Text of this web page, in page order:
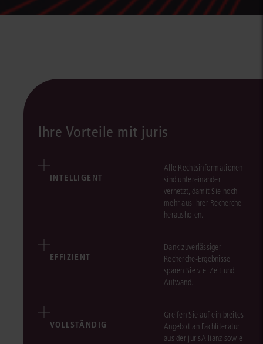
Ihre Vorteile mit juris
INTELLIGENT
Alle Rechtsinformationen
sind untereinander
vernetzt, damit Sie noch
mehr aus Ihrer Recherche
herausholen.
EFFIZIENT
Dank zuverlässiger
Recherche-Ergebnisse
sparen Sie viel Zeit und
Aufwand.
VOLLSTÄNDIG
Greifen Sie auf ein breites
Angebot an Fachliteratur
aus der jurisAllianz sowie